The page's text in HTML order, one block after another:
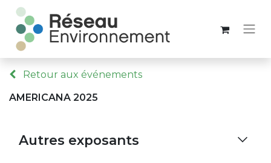
Retour aux événements
AMERICANA 2025
Autres exposants